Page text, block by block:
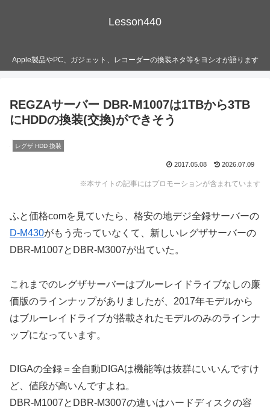
Lesson440
Apple製品やPC、ガジェット、レコーダーの換装ネタ等をヨシオが語ります
REGZAサーバー DBR-M1007は1TBから3TB
にHDDの換装(交換)ができそう
レグザ HDD 換装
2017.05.08 2026.07.09
※本サイトの記事にはプロモーションが含まれています
ふと価格comを見ていたら、格安の地デジ全録サーバーの
D-M430がもう売っていなくて、新しいレグザサーバーの
DBR-M1007とDBR-M3007が出ていた。
これまでのレグザサーバーはブルーレイドライブなしの廉
価版のラインナップがありましたが、2017年モデルから
はブルーレイドライブが搭載されたモデルのみのラインナ
ップになっています。
DIGAの全録＝全自動DIGAは機能等は抜群にいいんですけ
ど、値段が高いんですよね。
DBR-M1007とDBR-M3007の違いはハードディスクの容